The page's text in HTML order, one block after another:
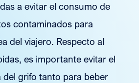
a evitar el consumo de
contaminados para
del viajero. Respecto al
es importante evitar el
del grifo tanto para beber